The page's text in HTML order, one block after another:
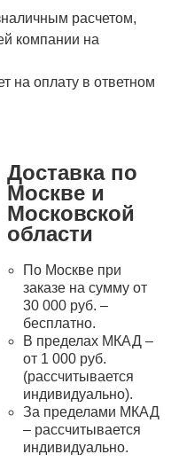
расчетом,
компании на
на оплату в ответном
Доставка по
Москве и
Московской
области
По Москве при
заказе на сумму от
30 000 руб. –
бесплатно.
В пределах МКАД –
от 1 000 руб.
(рассчитывается
индивидуально).
За пределами МКАД
– рассчитывается
индивидуально.